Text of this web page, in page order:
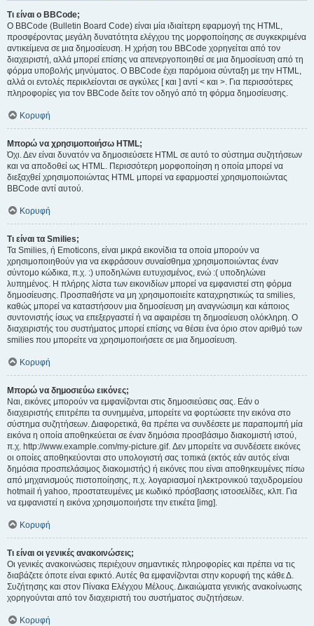
Τι είναι ο BBCode;
Ο BBCode (Bulletin Board Code) είναι μία ιδιαίτερη εφαρμογή της HTML,
προσφέροντας μεγάλη δυνατότητα ελέγχου της μορφοποίησης σε συγκεκριμένα
αντικείμενα σε μια δημοσίευση. Η χρήση του BBCode χορηγείται από τον
διαχειριστή, αλλά μπορεί επίσης να απενεργοποιηθεί σε μια δημοσίευση από τη
φόρμα υποβολής μηνύματος. Ο BBCode έχει παρόμοια σύνταξη με την HTML,
αλλά οι εντολές περικλείονται σε αγκύλες [ και ] αντί < και >. Για περισσότερες
πληροφορίες για τον BBCode δείτε τον οδηγό από τη φόρμα δημοσίευσης.
Κορυφή
Μπορώ να χρησιμοποιήσω HTML;
Όχι. Δεν είναι δυνατόν να δημοσιεύσετε HTML σε αυτό το σύστημα συζητήσεων
και να αποδοθεί ως HTML. Περισσότερη μορφοποίηση η οποία μπορεί να
διεξαχθεί χρησιμοποιώντας HTML μπορεί να εφαρμοστεί χρησιμοποιώντας
BBCode αντί αυτού.
Κορυφή
Τι είναι τα Smilies;
Τα Smilies, ή Emoticons, είναι μικρά εικονίδια τα οποία μπορούν να
χρησιμοποιηθούν για να εκφράσουν συναίσθημα χρησιμοποιώντας έναν
σύντομο κώδικα, π.χ. :) υποδηλώνει ευτυχισμένος, ενώ :( υποδηλώνει
λυπημένος. Η πλήρης λίστα των εικονιδίων μπορεί να εμφανιστεί στη φόρμα
δημοσίευσης. Προσπαθήστε να μη χρησιμοποιείτε καταχρηστικώς τα smilies,
καθώς μπορεί να καταστήσουν μια δημοσίευση μη αναγνώσιμη και κάποιος
συντονιστής ίσως να επεξεργαστεί ή να αφαιρέσει τη δημοσίευση ολόκληρη. Ο
διαχειριστής του συστήματος μπορεί επίσης να θέσει ένα όριο στον αριθμό των
smilies που μπορείτε να χρησιμοποιήσετε σε μια δημοσίευση.
Κορυφή
Μπορώ να δημοσιεύω εικόνες;
Ναι, εικόνες μπορούν να εμφανίζονται στις δημοσιεύσεις σας. Εάν ο
διαχειριστής επιτρέπει τα συνημμένα, μπορείτε να φορτώσετε την εικόνα στο
σύστημα συζητήσεων. Διαφορετικά, θα πρέπει να συνδέσετε με παραπομπή μία
εικόνα η οποία αποθηκεύεται σε έναν δημόσια προσβάσιμο διακομιστή ιστού,
π.χ. http://www.example.com/my-picture.gif. Δεν μπορείτε να συνδέσετε εικόνες
οι οποίες αποθηκεύονται στο υπολογιστή σας τοπικά (εκτός εάν αυτός είναι
δημόσια προσπελάσιμος διακομιστής) ή εικόνες που είναι αποθηκευμένες πίσω
από μηχανισμούς πιστοποίησης, π.χ. λογαριασμοί ηλεκτρονικού ταχυδρομείου
hotmail ή yahoo, προστατευμένες με κωδικό πρόσβασης ιστοσελίδες, κλπ. Για
να εμφανιστεί η εικόνα χρησιμοποιήστε την ετικέτα [img].
Κορυφή
Τι είναι οι γενικές ανακοινώσεις;
Οι γενικές ανακοινώσεις περιέχουν σημαντικές πληροφορίες και πρέπει να τις
διαβάζετε όποτε είναι εφικτό. Αυτές θα εμφανίζονται στην κορυφή της κάθε Δ.
Συζήτησης και στον Πίνακα Ελέγχου Μέλους. Δικαιώματα γενικής ανακοίνωσης
χορηγούνται από τον διαχειριστή του συστήματος συζητήσεων.
Κορυφή